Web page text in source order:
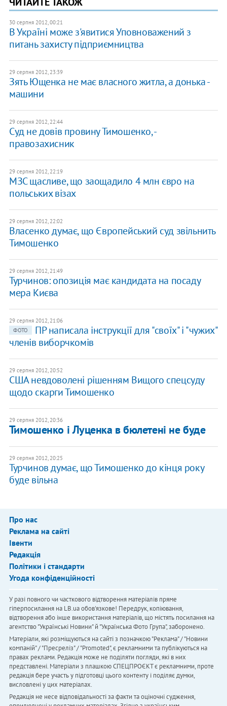
30 серпня 2012, 00:21
В Україні може з'явитися Уповноважений з
питань захисту підприємництва
29 серпня 2012, 23:39
Зять Ющенка не має власного житла, а донька -
машини
29 серпня 2012, 22:44
Суд не довів провину Тимошенко, -
правозахисник
29 серпня 2012, 22:19
МЗС щасливе, що заощадило 4 млн євро на
польських візах
29 серпня 2012, 22:02
Власенко думає, що Європейський суд звільнить
Тимошенко
29 серпня 2012, 21:49
Турчинов: опозиція має кандидата на посаду
мера Києва
29 серпня 2012, 21:06
ФОТО
ПР написала інструкції для "своїх" і "чужих"
членів виборчкомів
29 серпня 2012, 20:52
США невдоволені рішенням Вищого спецсуду
щодо скарги Тимошенко
29 серпня 2012, 20:36
Тимошенко і Луценка в бюлетені не буде
29 серпня 2012, 20:25
Турчинов думає, що Тимошенко до кінця року
буде вільна
Про нас
Реклама на сайті
Івенти
Редакція
Політики і стандарти
Угода конфіденційності
У разі повного чи часткового відтворення матеріалів пряме
гіперпосилання на LB.ua обов'язкове! Передрук, копіювання,
відтворення або інше використання матеріалів, що містять посилання на
агентство "Українськi Новини" й "Українська Фото Група", заборонено.
Матеріали, які розміщуються на сайті з позначкою "Реклама" / "Новини
компаній" / "Пресреліз" / "Promoted", є рекламними та публікуються на
правах реклами. Редакція може не поділяти погляди, які в них
представлені. Матеріали з плашкою СПЕЦПРОЄКТ є рекламними, проте
редакція бере участь у підготовці цього контенту і поділяє думки,
висловлені у цих матеріалах.
Редакція не несе відповідальності за факти та оціночні судження,